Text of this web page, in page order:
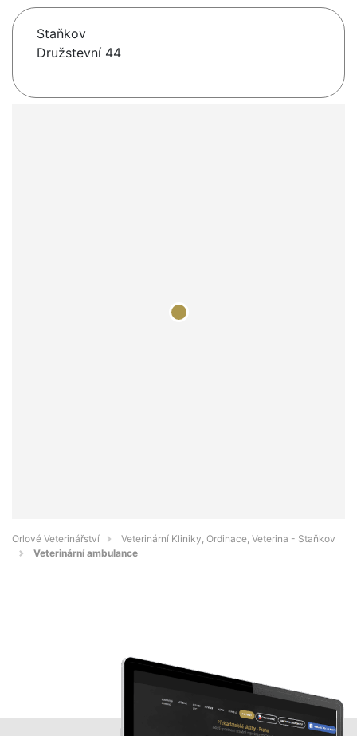
Staňkov
Družstevní 44
Orlové Veterinářství
Veterinární Kliniky, Ordinace, Veterina - Staňkov
Veterinární ambulance